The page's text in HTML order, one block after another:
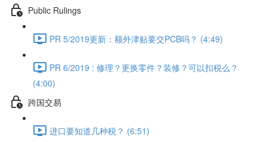
Public Rulings
PR 5/2019更新：额外津贴要交PCB吗？ (4:49)
PR 6/2019 : 修理？更换零件？装修？可以扣税么？
(4:00)
跨国交易
进口要知道几种税？ (6:51)